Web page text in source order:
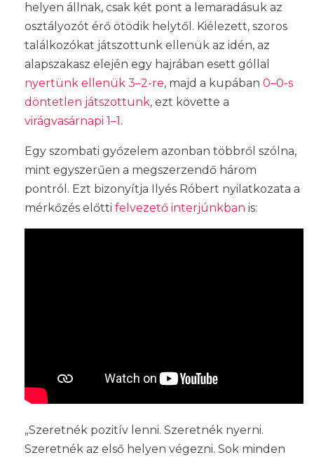
helyen állnak, csak két pont a lemaradásuk az
osztályozót érő ötödik helytől. Kiélezett, szoros
találkozókat játszottunk ellenük az idén, az
alapszakasz elején egy hajrában esett góllal
nyertünk ellenük 3–2-re, majd a kupában 0–0-s
döntetlen játszottunk, ezt követte a
virágvasárnapi 1–1.
Egy szombati győzelem azonban többről szólna,
mint egyszerűen a megszerzendő három
pontról. Ezt bizonyítja Ilyés Róbert nyilatkozata a
mérkőzés előtti felvezető interjúnkban is:
„Szeretnék pozitív lenni. Szeretnék nyerni.
Szeretnék az első helyen végezni. Sok minden